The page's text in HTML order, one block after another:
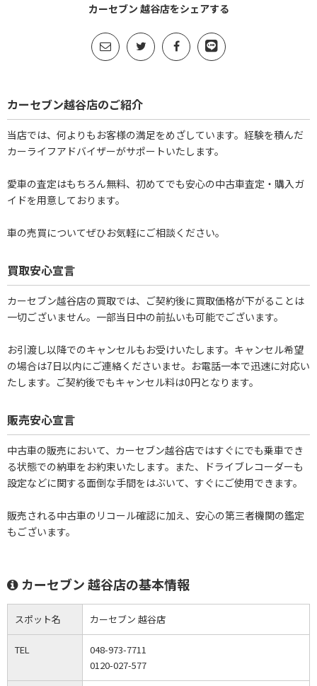
カーセブン 越谷店をシェアする
カーセブン越谷店のご紹介
当店では、何よりもお客様の満足をめざしています。経験を積んだ
カーライフアドバイザーがサポートいたします。
愛車の査定はもちろん無料、初めてでも安心の中古車査定・購入ガ
イドを用意しております。
車の売買についてぜひお気軽にご相談ください。
買取安心宣言
カーセブン越谷店の買取では、ご契約後に買取価格が下がることは
一切ございません。一部当日中の前払いも可能でございます。
お引渡し以降でのキャンセルもお受けいたします。キャンセル希望
の場合は7日以内にご連絡くださいませ。お電話一本で迅速に対応い
たします。ご契約後でもキャンセル料は0円となります。
販売安心宣言
中古車の販売において、カーセブン越谷店ではすぐにでも乗車でき
る状態での納車をお約束いたします。また、ドライブレコーダーも
設定などに関する面倒な手間をはぶいて、すぐにご使用できます。
販売される中古車のリコール確認に加え、安心の第三者機関の鑑定
もございます。
カーセブン 越谷店の基本情報
スポット名 カーセブン 越谷店
TEL
048-973-7711
0120-027-577